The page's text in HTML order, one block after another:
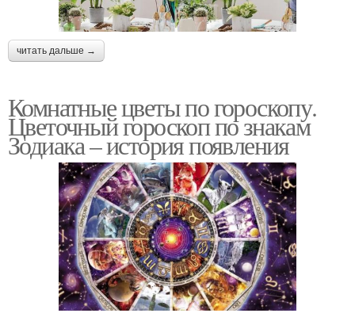
читать дальше →
Комнатные цветы по гороскопу.
Цветочный гороскоп по знакам
Зодиака – история появления